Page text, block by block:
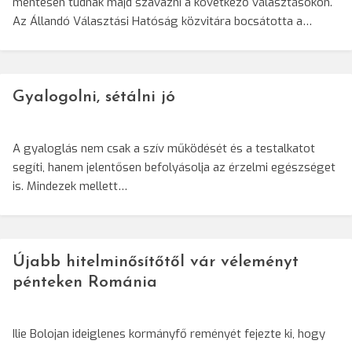
Az Állandó Választási Hatóság közvitára bocsátotta a…
Gyalogolni, sétálni jó
A gyaloglás nem csak a szív működését és a testalkatot
segíti, hanem jelentősen befolyásolja az érzelmi egészséget
is. Mindezek mellett…
Újabb hitelminősítőtől vár véleményt
pénteken Románia
Ilie Bolojan ideiglenes kormányfő reményét fejezte ki, hogy